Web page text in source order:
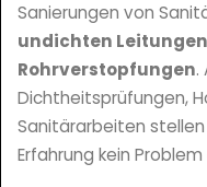
Sanierungen von
undichten
Rohrverstopfungen.
Dichtheitsprüfungen,
Sanitärarbeiten
Erfahrung kein Problem